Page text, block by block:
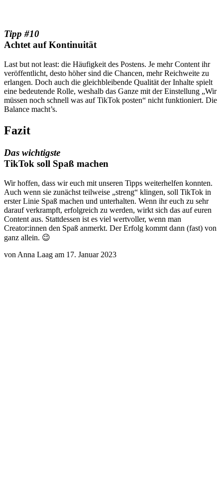
Tipp #10
Achtet auf Kontinuität
Last but not least: die Häufigkeit des Postens. Je mehr Content ihr
veröffentlicht, desto höher sind die Chancen, mehr Reichweite zu
erlangen. Doch auch die gleichbleibende Qualität der Inhalte spielt
eine bedeutende Rolle, weshalb das Ganze mit der Einstellung „Wir
müssen noch schnell was auf TikTok posten“ nicht funktioniert. Die
Balance macht’s.
Fazit
Das wichtigste
TikTok soll Spaß machen
Wir hoffen, dass wir euch mit unseren Tipps weiterhelfen konnten.
Auch wenn sie zunächst teilweise „streng“ klingen, soll TikTok in
erster Linie Spaß machen und unterhalten. Wenn ihr euch zu sehr
darauf verkrampft, erfolgreich zu werden, wirkt sich das auf euren
Content aus. Stattdessen ist es viel wertvoller, wenn man
Creator:innen den Spaß anmerkt. Der Erfolg kommt dann (fast) von
ganz allein. 😉
von Anna Laag am 17. Januar 2023